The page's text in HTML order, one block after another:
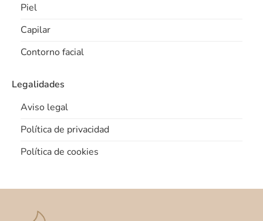
Piel
Capilar
Contorno facial
Legalidades
Aviso legal
Política de privacidad
Política de cookies